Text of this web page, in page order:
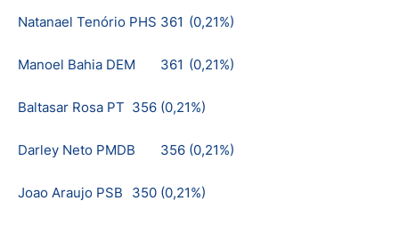
Natanael Tenório PHS 361 (0,21%)
Manoel Bahia DEM 361 (0,21%)
Baltasar Rosa PT 356 (0,21%)
Darley Neto PMDB 356 (0,21%)
Joao Araujo PSB 350 (0,21%)